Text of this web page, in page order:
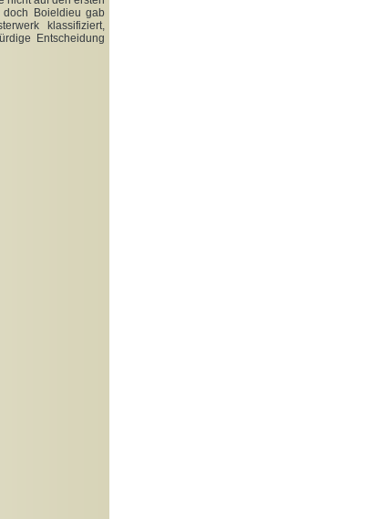
doch Boieldieu gab
klassifiziert,
Entscheidung